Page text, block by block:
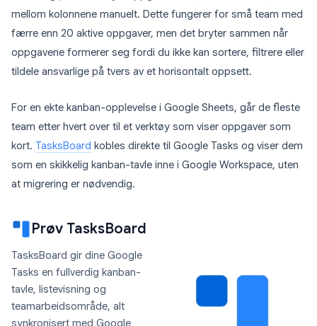
mellom kolonnene manuelt. Dette fungerer for små team med
færre enn 20 aktive oppgaver, men det bryter sammen når
oppgavene formerer seg fordi du ikke kan sortere, filtrere eller
tildele ansvarlige på tvers av et horisontalt oppsett.
For en ekte kanban-opplevelse i Google Sheets, går de fleste
team etter hvert over til et verktøy som viser oppgaver som
kort. TasksBoard kobles direkte til Google Tasks og viser dem
som en skikkelig kanban-tavle inne i Google Workspace, uten
at migrering er nødvendig.
Prøv TasksBoard
TasksBoard gir dine Google
Tasks en fullverdig kanban-
tavle, listevisning og
teamarbeidsområde, alt
synkronisert med Google